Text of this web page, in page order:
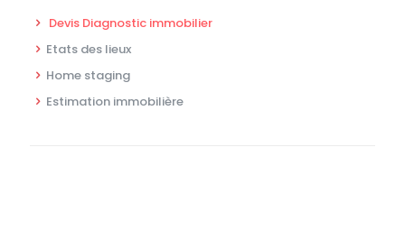
Devis Diagnostic immobilier
Etats des lieux
Home staging
Estimation immobilière